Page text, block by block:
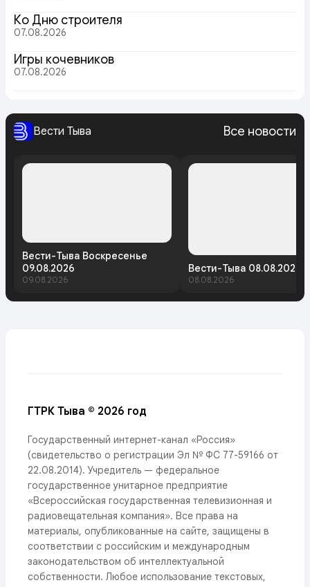
Ко Дню строителя
07.08.2026
Игры кочевников
07.08.2026
Вести Тыва Все новости
Вести-Тыва Воскресенье
09.08.2026
09.08.2026
Вести-Тыва 08.08.2026
08.08.2026
ГТРК Тыва © 2026 год
Государственный интернет-канал «Россия»
(свидетельство о регистрации Эл № ФС 77-59166 от
22.08.2014). Учредитель — федеральное
государственное унитарное предприятие
«Всероссийская государственная телевизионная и
радиовещательная компания». Все права на
материалы, опубликованные на сайте, защищены в
соответствии с российским и международным
законодательством об интеллектуальной
собственности. Любое использование текстовых,